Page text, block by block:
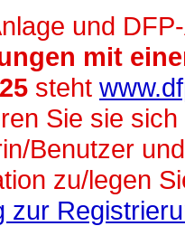
und
mit
steht
Sie sie
Benutzer
zu/legen
zur